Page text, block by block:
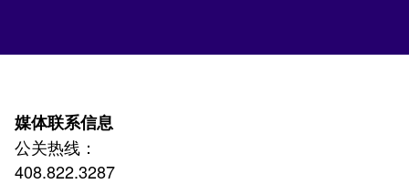
媒体联系信息
公关热线：
408.822.3287